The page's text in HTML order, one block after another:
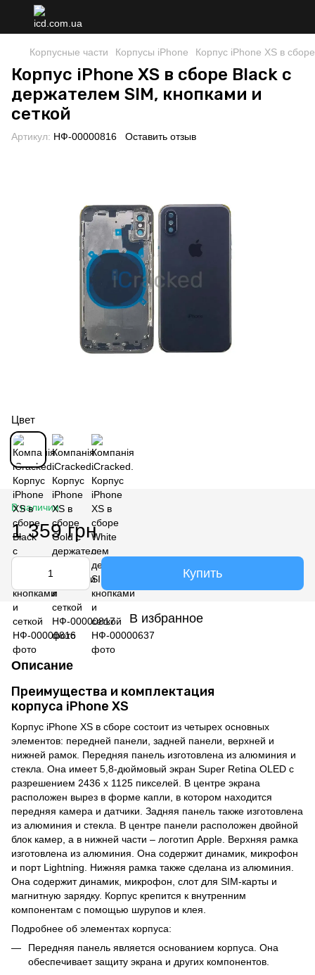
Корпусные части Корпусы iPhone Корпус iPhone XS в
Корпус iPhone XS в сборе Black с
держателем SIM, кнопками и
сеткой
Артикул: НФ-00000816 Оставить отзыв
Цвет
В наличии
1 359 грн
Купить
В избранное
Описание
Преимущества и комплектация
корпуса iPhone XS
Корпус iPhone XS в сборе состоит из четырех основных
элементов: передней панели, задней панели, верхней и
нижней рамок. Передняя панель изготовлена из алюминия и
стекла. Она имеет 5,8-дюймовый экран Super Retina OLED с
разрешением 2436 x 1125 пикселей. В центре экрана
расположен вырез в форме капли, в котором находится
передняя камера и датчики. Задняя панель также изготовлена
из алюминия и стекла. В центре панели расположен двойной
блок камер, а в нижней части – логотип Apple. Верхняя рамка
изготовлена из алюминия. Она содержит динамик, микрофон
и порт Lightning. Нижняя рамка также сделана из алюминия.
Она содержит динамик, микрофон, слот для SIM-карты и
магнитную зарядку. Корпус крепится к внутренним
компонентам с помощью шурупов и клея.
Подробнее об элементах корпуса:
Передняя панель является основанием корпуса. Она
обеспечивает защиту экрана и других компонентов.